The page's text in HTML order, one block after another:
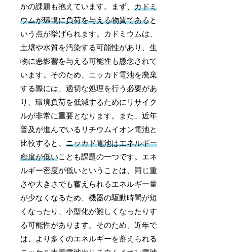
かの課題も抱えています。まず、カドミ
ウムが環境に負荷を与える物質であると
いう点が挙げられます。カドミウムは、
土壌や水質を汚染する可能性があり、生
物に悪影響を与える可能性も懸念されて
います。そのため、ニッカド電池を廃棄
する際には、適切な処理を行う必要があ
り、環境負荷を低減するためにリサイク
ルが非常に重要となります。また、近年
普及が進んでいるリチウムイオン電池と
比較すると、ニッカド電池はエネルギー
密度が低いことも課題の一つです。エネ
ルギー密度が低いということは、同じ重
さや大きさでも蓄えられるエネルギー量
が少なくなるため、機器の駆動時間が短
くなったり、小型化が難しくなったりす
る可能性があります。そのため、近年で
は、より多くのエネルギーを蓄えられる